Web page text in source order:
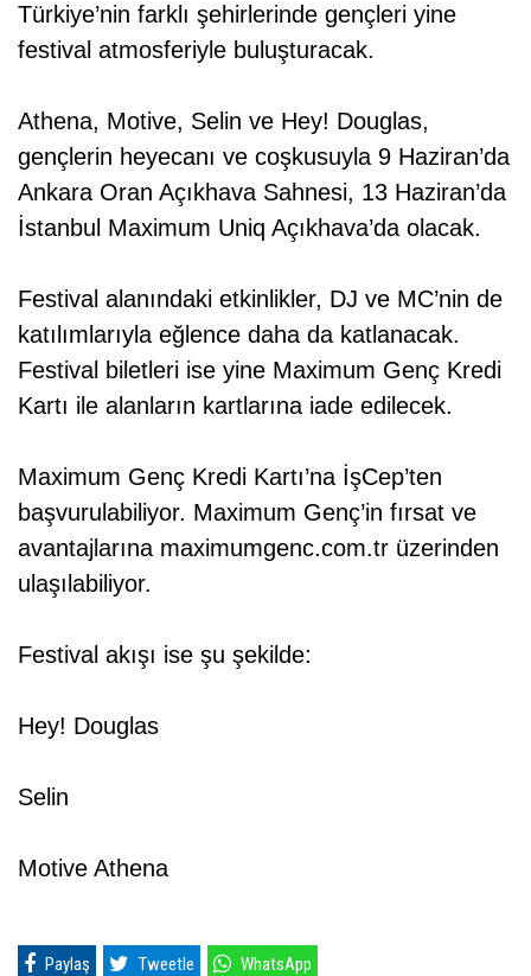
Türkiye’nin farklı şehirlerinde gençleri yine
festival atmosferiyle buluşturacak.
Athena, Motive, Selin ve Hey! Douglas,
gençlerin heyecanı ve coşkusuyla 9 Haziran’da
Ankara Oran Açıkhava Sahnesi, 13 Haziran’da
İstanbul Maximum Uniq Açıkhava’da olacak.
Festival alanındaki etkinlikler, DJ ve MC’nin de
katılımlarıyla eğlence daha da katlanacak.
Festival biletleri ise yine Maximum Genç Kredi
Kartı ile alanların kartlarına iade edilecek.
Maximum Genç Kredi Kartı’na İşCep’ten
başvurulabiliyor. Maximum Genç’in fırsat ve
avantajlarına maximumgenc.com.tr üzerinden
ulaşılabiliyor.
Festival akışı ise şu şekilde:
Hey! Douglas
Selin
Motive Athena
Paylaş Tweetle WhatsApp